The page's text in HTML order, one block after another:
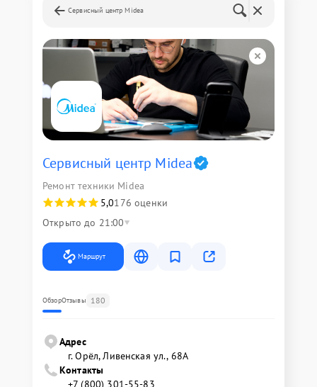
Сервисный центр Midea
Сервисный центр Midea
Ремонт техники Midea
5,0176 оценки
Открыто до 21:00
Маршрут
ОбзорОтзывы 180
Адрес
г. Орёл, Ливенская ул., 68А
Контакты
+7 (800) 301-55-83